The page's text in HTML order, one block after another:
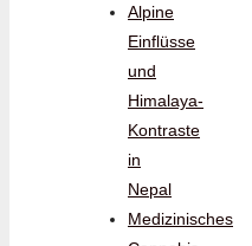
Alpine
Einflüsse
und
Himalaya-
Kontraste
in
Nepal
Medizinisches